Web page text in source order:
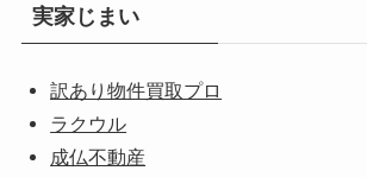
実家じまい
訳あり物件買取プロ
ラクウル
成仏不動産